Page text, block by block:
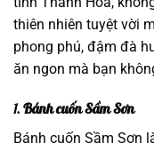
thiên nhiên tuyệt vời
phong phú, đậm đà
ăn ngon mà bạn
1. Bánh cuốn Sầm Sơn
Bánh cuốn Sầm Sơn